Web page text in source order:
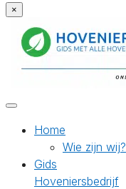
×
Home
Wie zijn wij?
Gids
Hoveniersbedrijf